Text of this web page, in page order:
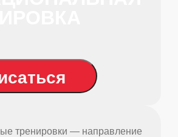
тренировки — направление